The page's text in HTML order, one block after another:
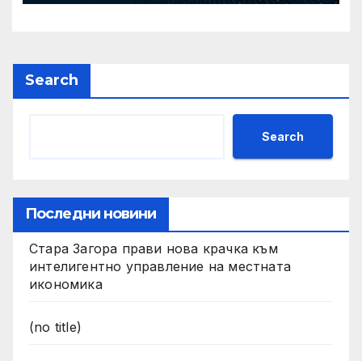
за превенция и управление
Search
Search
Последни новини
Стара Загора прави нова крачка към
интелигентно управление на местната
икономика
(no title)